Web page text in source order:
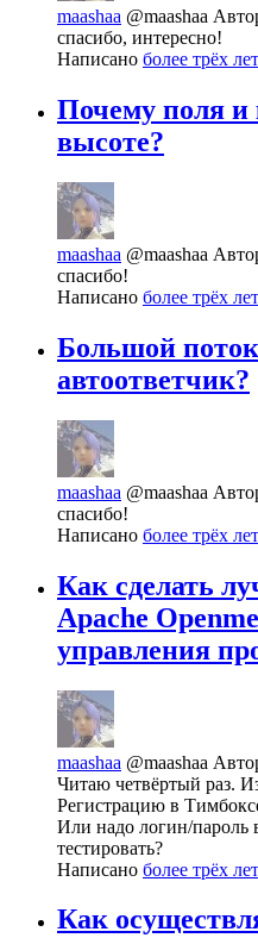
maashaa @maashaa
спасибо, интересно!
Написано более трёх
Почему поля и
высоте?
maashaa @maashaa
спасибо!
Написано более трёх
Большой
автоответчик?
maashaa @maashaa
спасибо!
Написано более трёх
Как сделать
Apache
управления
maashaa @maashaa
Читаю четвёртый раз.
Регистрацию в
Или надо логин/пароль
тестировать?
Написано более трёх
Как